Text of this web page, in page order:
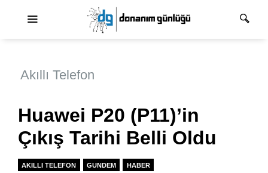
Akıllı Telefon
Huawei P20 (P11)’in
Çıkış Tarihi Belli Oldu
AKILLI TELEFON GUNDEM HABER